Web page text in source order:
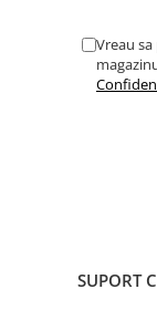
Vreau
SUPORT